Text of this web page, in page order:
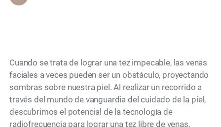
Cuando se trata de lograr una tez impecable, las venas
faciales a veces pueden ser un obstáculo, proyectando
sombras sobre nuestra piel. Al realizar un recorrido a
través del mundo de vanguardia del cuidado de la piel,
descubrimos el potencial de la tecnología de
radiofrecuencia para lograr una tez libre de venas.